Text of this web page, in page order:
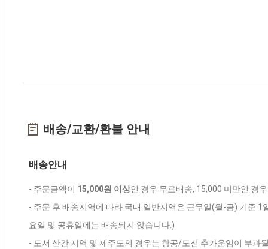
배송/교환/환불 안내
배송안내
- 주문금액이 15,000원 이상인 경우 무료배송, 15,000 미만인 경
- 주문 후 배송지역에 따라 국내 일반지역은 근무일(월-금) 기준
요일 및 공휴일에는 배송되지 않습니다.)
- 도서 산간 지역 및 제주도의 경우는 항공/도선 추가운임이 부과